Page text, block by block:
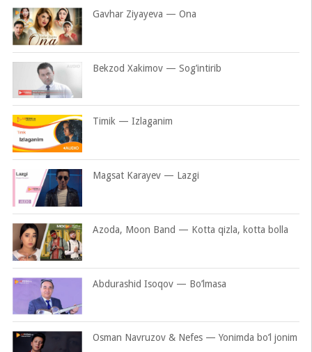
Gavhar Ziyayeva — Ona
Bekzod Xakimov — Sog’intirib
Timik — Izlaganim
Magsat Karayev — Lazgi
Azoda, Moon Band — Kotta qizla, kotta bolla
Abdurashid Isoqov — Bo’lmasa
Osman Navruzov & Nefes — Yonimda bo’l jonim